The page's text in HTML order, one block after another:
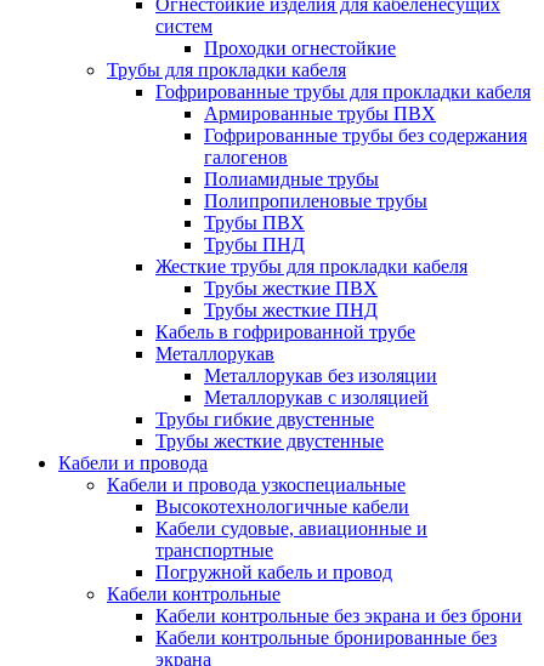
Огнестойкие изделия для кабеленесущих
систем
Проходки огнестойкие
Трубы для прокладки кабеля
Гофрированные трубы для прокладки кабеля
Армированные трубы ПВХ
Гофрированные трубы без содержания
галогенов
Полиамидные трубы
Полипропиленовые трубы
Трубы ПВХ
Трубы ПНД
Жесткие трубы для прокладки кабеля
Трубы жесткие ПВХ
Трубы жесткие ПНД
Кабель в гофрированной трубе
Металлорукав
Металлорукав без изоляции
Металлорукав с изоляцией
Трубы гибкие двустенные
Трубы жесткие двустенные
Кабели и провода
Кабели и провода узкоспециальные
Высокотехнологичные кабели
Кабели судовые, авиационные и
транспортные
Погружной кабель и провод
Кабели контрольные
Кабели контрольные без экрана и без брони
Кабели контрольные бронированные без
экрана